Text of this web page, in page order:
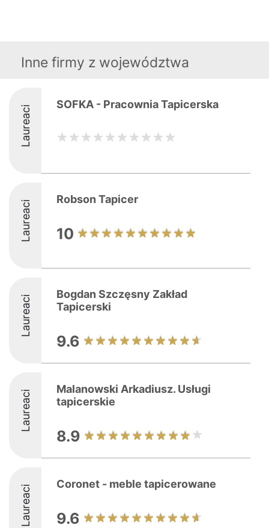
Inne firmy z województwa
Laureaci SOFKA - Pracownia Tapicerska
Laureaci Robson Tapicer
10
Laureaci
Bogdan Szczęsny Zakład
Tapicerski
9.6
Laureaci
Malanowski Arkadiusz. Usługi
tapicerskie
8.9
Laureaci Coronet - meble tapicerowane
9.6